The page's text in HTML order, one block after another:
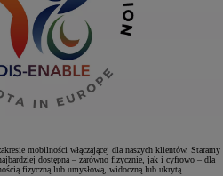
mobilności włączającej dla naszych klientów. Staramy
dostępna – zarówno fizycznie, jak i cyfrowo – dla
fizyczną lub umysłową, widoczną lub ukrytą.